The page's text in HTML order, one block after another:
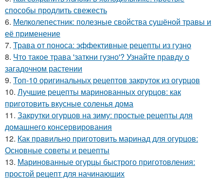
способы продлить свежесть
6. Мелколепестник: полезные свойства сушёной травы и
её применение
7. Трава от поноса: эффективные рецепты из гузно
8. Что такое трава 'заткни гузно'? Узнайте правду о
загадочном растении
9. Топ-10 оригинальных рецептов закруток из огурцов
10. Лучшие рецепты маринованных огурцов: как
приготовить вкусные соленья дома
11. Закрутки огурцов на зиму: простые рецепты для
домашнего консервирования
12. Как правильно приготовить маринад для огурцов:
Основные советы и рецепты
13. Маринованные огурцы быстрого приготовления:
простой рецепт для начинающих